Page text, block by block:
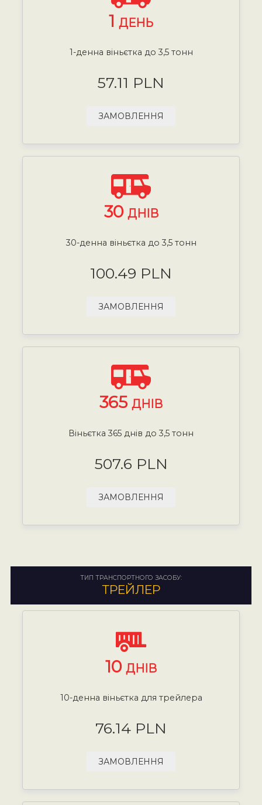
1 ДЕНЬ
1-денна віньєтка до 3,5 тонн
57.11 PLN
ЗАМОВЛЕННЯ
30 ДНІВ
30-денна віньєтка до 3,5 тонн
100.49 PLN
ЗАМОВЛЕННЯ
365 ДНІВ
Віньєтка 365 днів до 3,5 тонн
507.6 PLN
ЗАМОВЛЕННЯ
ТИП ТРАНСПОРТНОГО ЗАСОБУ:
ТРЕЙЛЕР
10 ДНІВ
10-денна віньєтка для трейлера
76.14 PLN
ЗАМОВЛЕННЯ